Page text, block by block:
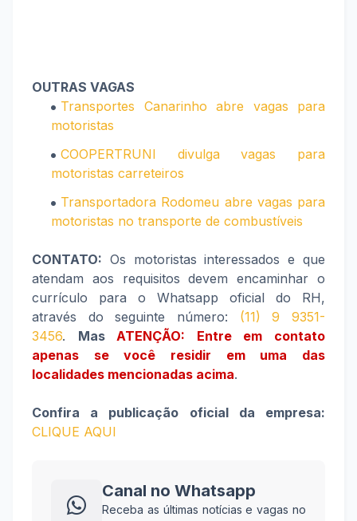
OUTRAS VAGAS
Transportes Canarinho abre vagas para
motoristas
COOPERTRUNI divulga vagas para
motoristas carreteiros
Transportadora Rodomeu abre vagas para
motoristas no transporte de combustíveis
CONTATO: Os motoristas interessados e que
atendam aos requisitos devem encaminhar o
currículo para o Whatsapp oficial do RH,
através do seguinte número: (11) 9 9351-
3456. MasATENÇÃO: Entre em contato
apenas se você residir em uma das
localidades mencionadas acima.
Confira a publicação oficial da empresa:
CLIQUE AQUI
Canal no Whatsapp
Receba as últimas notícias e vagas no